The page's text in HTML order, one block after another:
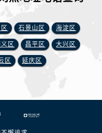
石景山区 海淀区
区 昌平区 大兴区
区 延庆区